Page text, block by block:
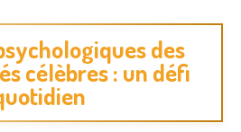
des
célèbres : un défi